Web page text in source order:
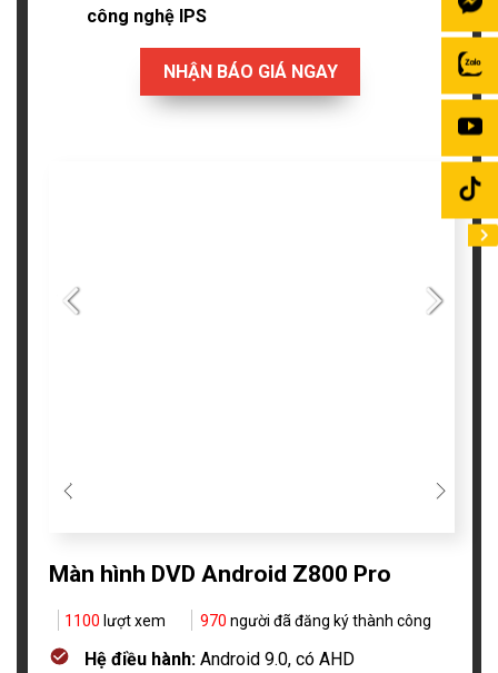
Màn hình DVD Android Z800 Pro
970người đã đăng ký thành công
1100 lượt xem
Hệ điều hành: Android 9.0, có AHD
NHẬN BÁO GIÁ NGAY
công nghệ IPS